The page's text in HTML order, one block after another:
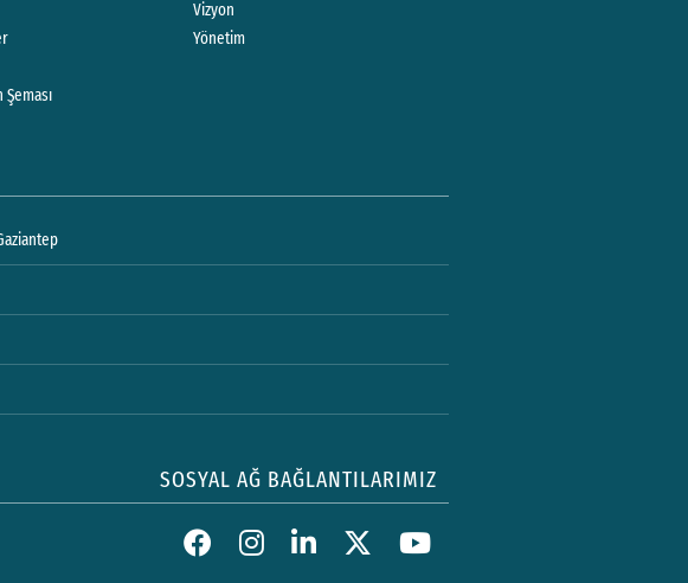
Vizyon
Yönetim
SOSYAL AĞ BAĞLANTILARIMIZ